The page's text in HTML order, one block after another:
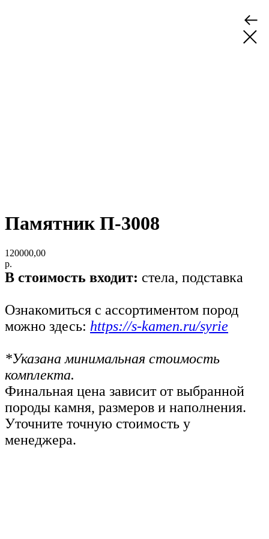
Памятник П-3008
120000,00
р.
В стоимость входит: стела, подставка
Ознакомиться с ассортиментом пород
можно здесь: https://s-kamen.ru/syrie
*Указана минимальная стоимость
комплекта.
Финальная цена зависит от выбранной
породы камня, размеров и наполнения.
Уточните точную стоимость у
менеджера.